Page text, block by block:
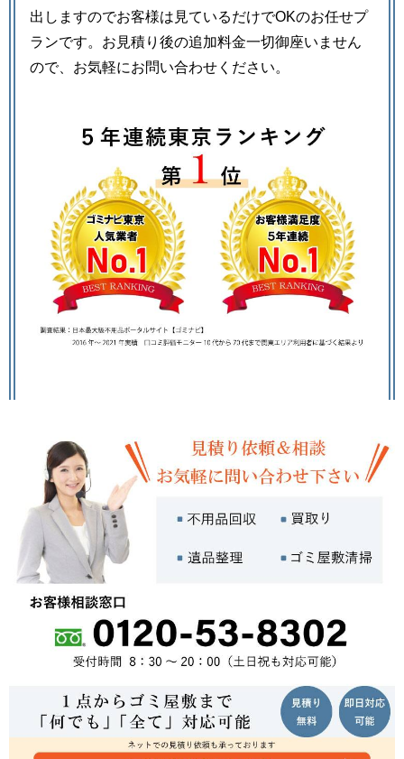
出しますのでお客様は見ているだけでOKのお任せプ
ランです。お見積り後の追加料金一切御座いません
ので、お気軽にお問い合わせください。